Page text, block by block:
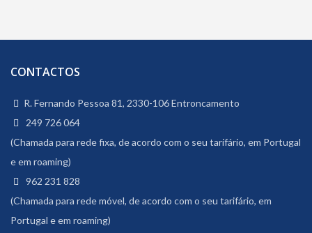
CONTACTOS
R. Fernando Pessoa 81, 2330-106 Entroncamento
249 726 064
(Chamada para rede fixa, de acordo com o seu tarifário, em Portugal
e em roaming)
962 231 828
(Chamada para rede móvel, de acordo com o seu tarifário, em
Portugal e em roaming)